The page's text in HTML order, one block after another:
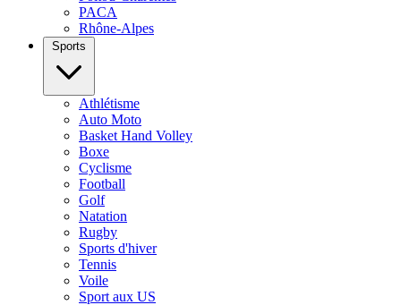
PACA
Rhône-Alpes
Sports
Athlétisme
Auto Moto
Basket Hand Volley
Boxe
Cyclisme
Football
Golf
Natation
Rugby
Sports d'hiver
Tennis
Voile
Sport aux US